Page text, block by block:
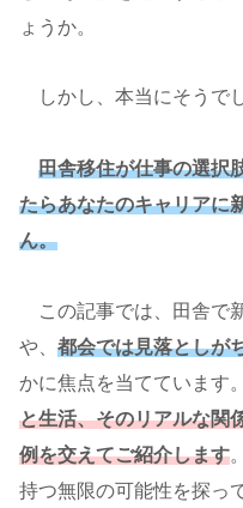
ょうか。
しかし、本当にそうで
田舎移住が仕事の選択
たらあなたのキャリアに
ん。
この記事では、田舎で
や、 都会では見落としが
かに焦点を当てています。
と生活、そのリアルな関
例を交えてご紹介します
持つ無限の可能性を探っ